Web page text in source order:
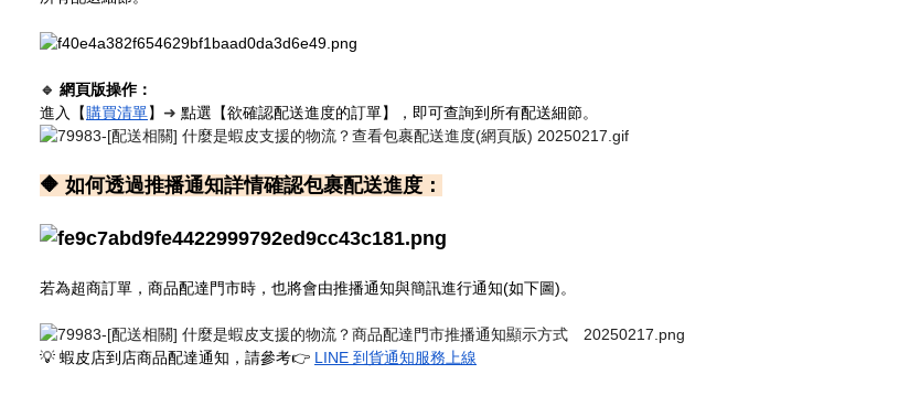
🔹 網頁版操作：
進入【購買清單】 ➜ 點選【欲確認配送進度的訂單】 ，即可查詢到所有配送細節。
🔶 如何透過推播通知詳情確認包裹配送進度：
若為超商訂單，商品配達門市時，也將會由推播通知與簡訊進行通知(如下圖)。
💡 蝦皮店到店商品配達通知，請參考👉 LINE 到貨通知服務上線